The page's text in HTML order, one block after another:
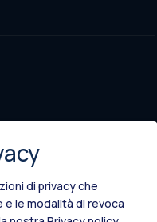
di privacy che
le modalità di revoca